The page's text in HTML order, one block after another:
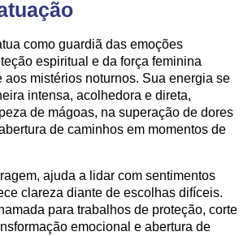
como guardiã das emoções
espiritual e da força feminina
aos mistérios noturnos. Sua energia se
intensa, acolhedora e direta,
de mágoas, na superação de dores
de caminhos em momentos de
ajuda a lidar com sentimentos
clareza diante de escolhas difíceis.
para trabalhos de proteção, corte
emocional e abertura de